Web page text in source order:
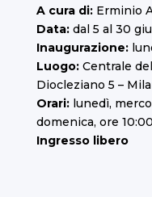
A cura di:Erminio
Data: dal 5 al 30
Inaugurazione:
Luogo:Centrale
Diocleziano 5 –
Orari:lunedì,
domenica, ore
Ingresso libero